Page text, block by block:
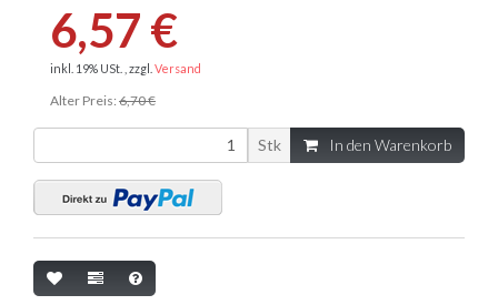
6,57 €
inkl. 19% USt. , zzgl. Versand
Alter Preis: 6,70 €
Stk In den Warenkorb